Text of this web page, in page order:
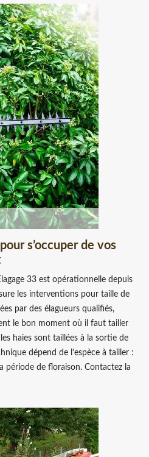
s’occuper de vos
33 est opérationnelle depuis
les interventions pour taille de
par des élagueurs qualifiés,
le bon moment où il faut tailler
haies sont taillées à la sortie de
dépend de l’espèce à tailler :
période de floraison. Contactez la